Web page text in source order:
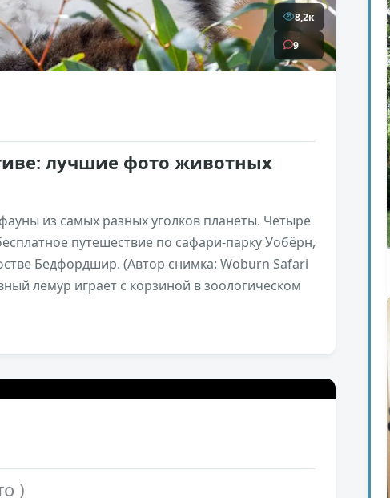
8,2к
9
лучшие фото животных
из самых разных уголков планеты. Четыре
путешествие по сафари-парку Уобёрн,
Бедфордшир. (Автор снимка: Woburn Safari
лемур играет с корзиной в зоологическом
)